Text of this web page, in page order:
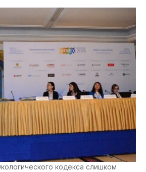
кодекса слишком